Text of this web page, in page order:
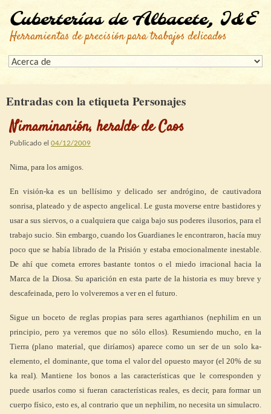
Cuberterías de Albacete, I&E
Herramientas de precisión para trabajos delicados
Entradas con la etiqueta Personajes
Nimaminanión, heraldo de Caos
Publicado el 04/12/2009
Nima, para los amigos.
En visión-ka es un bellísimo y delicado ser andrógino, de cautivadora
sonrisa, plateado y de aspecto angelical. Le gusta moverse entre bastidores y
usar a sus siervos, o a cualquiera que caiga bajo sus poderes ilusorios, para el
trabajo sucio. Sin embargo, cuando los Guardianes le encontraron, hacía muy
poco que se había librado de la Prisión y estaba emocionalmente inestable.
De ahí que cometa errores bastante tontos o el miedo irracional hacia la
Marca de la Diosa. Su aparición en esta parte de la historia es muy breve y
descafeinada, pero lo volveremos a ver en el futuro.
Sigue un boceto de reglas propias para seres agarthianos (nephilim en un
principio, pero ya veremos que no sólo ellos). Resumiendo mucho, en la
Tierra (plano material, que diríamos) aparece como un ser de un solo ka-
elemento, el dominante, que toma el valor del opuesto mayor (el 20% de su
ka real). Mantiene los bonos a las características que le corresponden y
puede usarlos como si fueran características reales, es decir, para formar un
cuerpo físico, esto es, al contrario que un nephilim, no necesita un simulacro.